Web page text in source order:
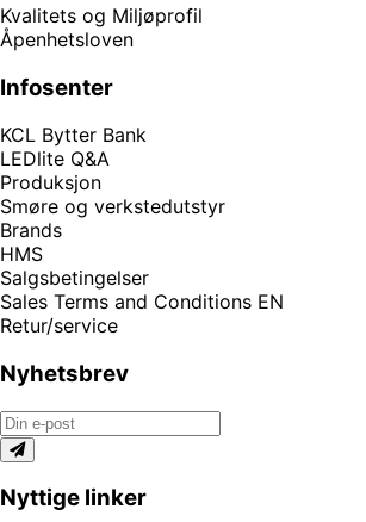
Kvalitets og Miljøprofil
Åpenhetsloven
Infosenter
KCL Bytter Bank
LEDlite Q&A
Produksjon
Smøre og verkstedutstyr
Brands
HMS
Salgsbetingelser
Sales Terms and Conditions EN
Retur/service
Nyhetsbrev
Nyttige linker